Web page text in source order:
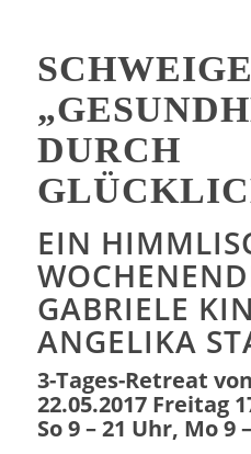
DURCH
EIN
GABRIELE
ANGELIKA
3-Tages-Retreat
22.05.2017 Freitag
So 9 – 21 Uhr, Mo 9